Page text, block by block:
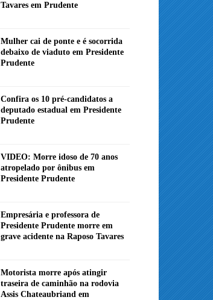
Tavares em Prudente
Mulher cai de ponte e é socorrida
debaixo de viaduto em Presidente
Prudente
Confira os 10 pré-candidatos a
deputado estadual em Presidente
Prudente
VIDEO: Morre idoso de 70 anos
atropelado por ônibus em
Presidente Prudente
Empresária e professora de
Presidente Prudente morre em
grave acidente na Raposo Tavares
Motorista morre após atingir
traseira de caminhão na rodovia
Assis Chateaubriand em